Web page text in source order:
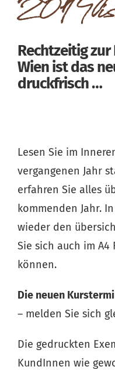
2014
Rechtzeitig
Wien ist das
druckfrisch …
Lesen Sie im
vergangenen Jahr
erfahren Sie alles
kommenden Jahr.
wieder den
Sie sich auch im A4
können.
Die neuen
– melden Sie sich
Die gedruckten
KundInnen wie